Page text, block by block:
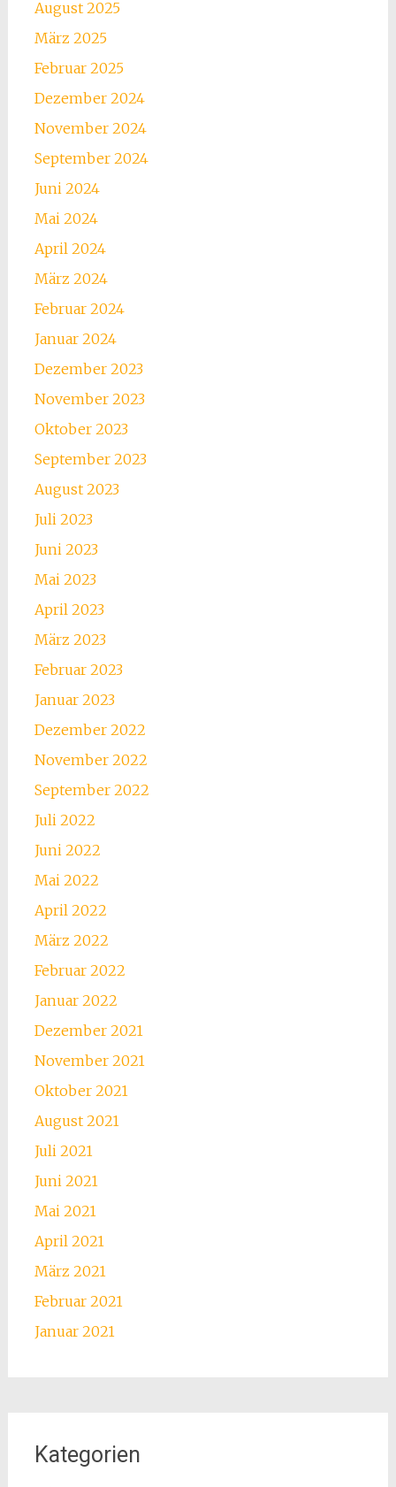
August 2025
März 2025
Februar 2025
Dezember 2024
November 2024
September 2024
Juni 2024
Mai 2024
April 2024
März 2024
Februar 2024
Januar 2024
Dezember 2023
November 2023
Oktober 2023
September 2023
August 2023
Juli 2023
Juni 2023
Mai 2023
April 2023
März 2023
Februar 2023
Januar 2023
Dezember 2022
November 2022
September 2022
Juli 2022
Juni 2022
Mai 2022
April 2022
März 2022
Februar 2022
Januar 2022
Dezember 2021
November 2021
Oktober 2021
August 2021
Juli 2021
Juni 2021
Mai 2021
April 2021
März 2021
Februar 2021
Januar 2021
Kategorien